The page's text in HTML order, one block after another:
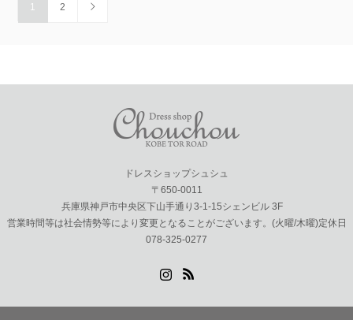
1 2
ドレスショップシュシュ
〒650-0011
兵庫県神戸市中央区下山手通り3-1-15シェンビル 3F
営業時間等は社会情勢等により変更となることがございます。(火曜/木曜)定休日
078-325-0277